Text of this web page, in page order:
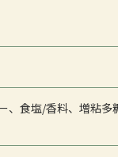
、食塩/香料、増粘